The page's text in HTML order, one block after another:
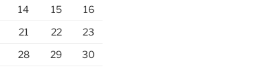
14 15
16
21 22
23
28 29
30